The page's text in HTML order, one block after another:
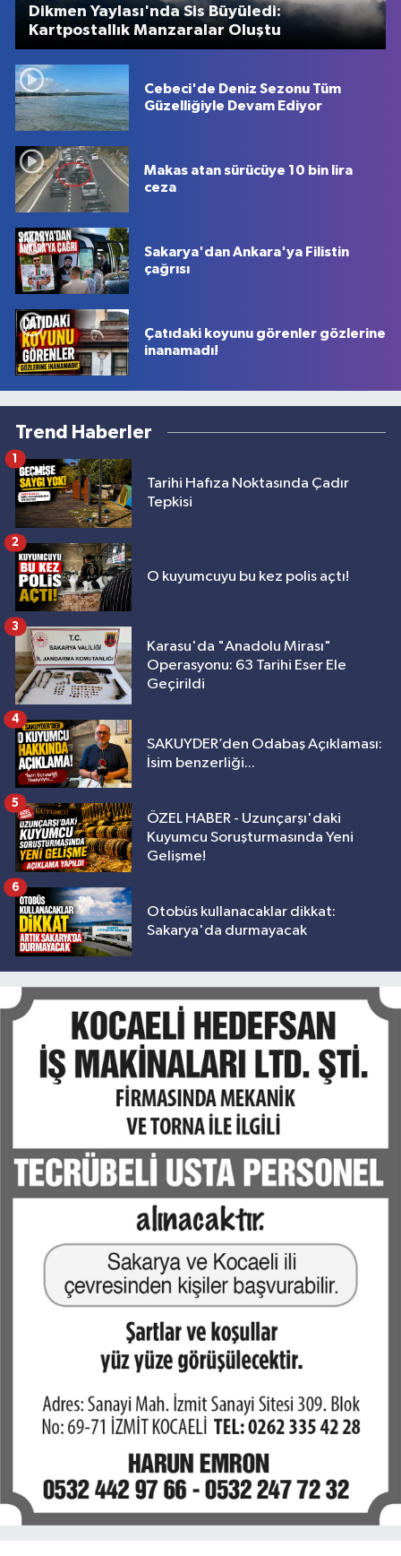
Dikmen Yaylası'nda Sis Büyüledi:
Kartpostallık Manzaralar Oluştu
Cebeci'de Deniz Sezonu Tüm
Güzelliğiyle Devam Ediyor
Makas atan sürücüye 10 bin lira
ceza
Sakarya'dan Ankara'ya Filistin
çağrısı
Çatıdaki koyunu görenler gözlerine
inanamadı!
Trend Haberler
Tarihi Hafıza Noktasında Çadır
Tepkisi
1
O kuyumcuyu bu kez polis açtı!
2
Karasu'da "Anadolu Mirası"
Operasyonu: 63 Tarihi Eser Ele
Geçirildi
3
SAKUYDER’den Odabaş Açıklaması:
İsim benzerliği...
4
ÖZEL HABER - Uzunçarşı'daki
Kuyumcu Soruşturmasında Yeni
Gelişme!
5
Otobüs kullanacaklar dikkat:
Sakarya'da durmayacak
6